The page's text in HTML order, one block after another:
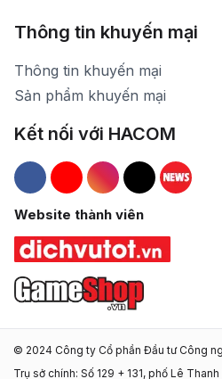
Thông tin khuyến mại
Thông tin khuyến mại
Sản phẩm khuyến mại
Kết nối với HACOM
Hacom Facebook
Hacom YouTube
Hacom Instagram
Hacom
Website thành viên
© 2024 Công ty Cổ phần Đầu tư Công
Trụ sở chính: Số 129 + 131, phố Lê